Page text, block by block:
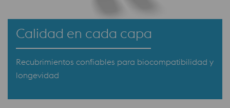
Calidad en cada capa
Recubrimientos confiables para biocompatibilidad y
longevidad